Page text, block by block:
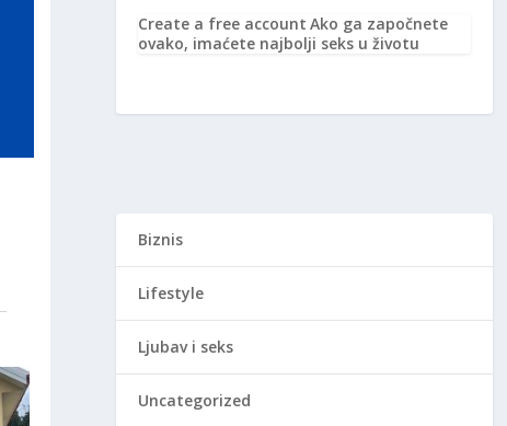
Create a free account Ako ga započnete
ovako, imaćete najbolji seks u životu
Biznis
Lifestyle
Ljubav i seks
Uncategorized